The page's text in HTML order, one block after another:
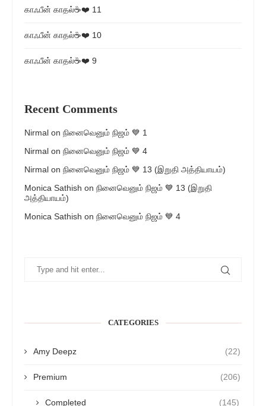
காஃபீன் காதல்☕❤️ 11
காஃபீன் காதல்☕❤️ 10
காஃபீன் காதல்☕❤️ 9
Recent Comments
Nirmal on நினைவெனும் நிஜம் 💙 1
Nirmal on நினைவெனும் நிஜம் 💙 4
Nirmal on நினைவெனும் நிஜம் 💙 13 (இறுதி அத்தியாயம்)
Monica Sathish on நினைவெனும் நிஜம் 💙 13 (இறுதி
அத்தியாயம்)
Monica Sathish on நினைவெனும் நிஜம் 💙 4
CATEGORIES
Amy Deepz (22)
Premium (206)
Completed (145)